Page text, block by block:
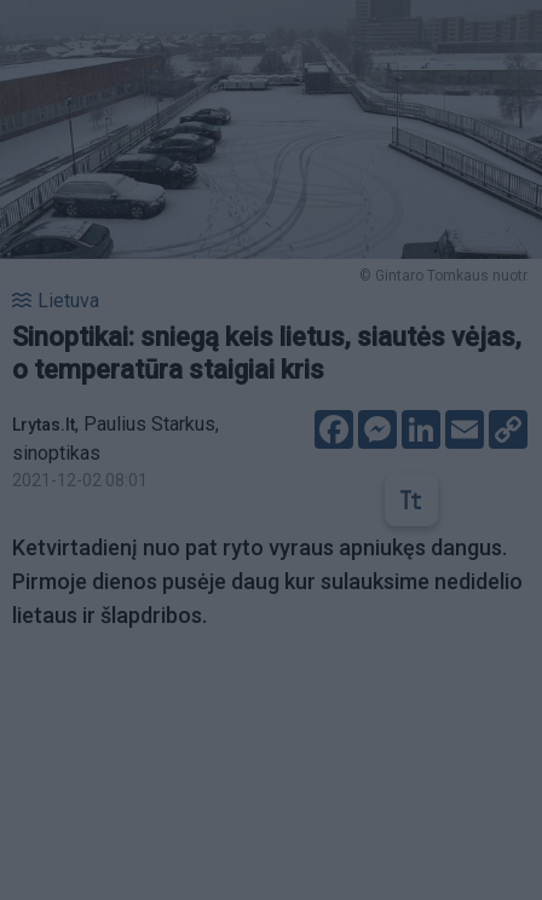
© Gintaro Tomkaus nuotr.
Lietuva
Sinoptikai: sniegą keis lietus, siautės vėjas,
o temperatūra staigiai kris
Lrytas.lt, Paulius Starkus,
sinoptikas
2021-12-02 08:01
FacebookMessenger
LinkedIn
Email
Ketvirtadienį nuo pat ryto vyraus apniukęs dangus.
Pirmoje dienos pusėje daug kur sulauksime nedidelio
lietaus ir šlapdribos.